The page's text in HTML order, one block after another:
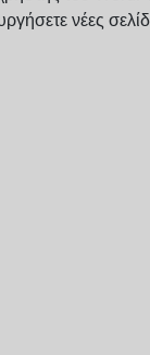
νέες